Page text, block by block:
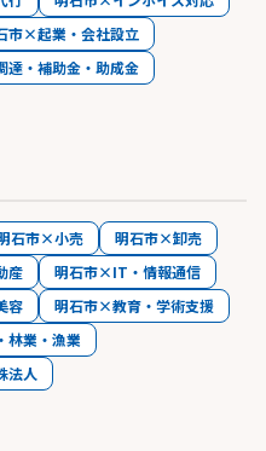
市×起業・会社設立
・補助金・助成金
石市×小売
明石市×卸売
産
明石市×IT・情報通信
容
明石市×教育・学術支援
林業・漁業
法人